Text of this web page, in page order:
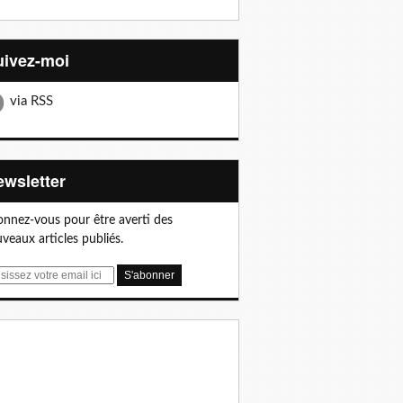
moi
via RSS
vous pour être averti des
articles publiés.